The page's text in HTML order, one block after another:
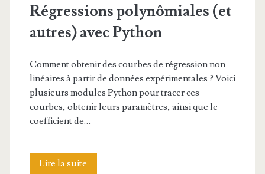
Régressions polynômiales (et
autres) avec Python
Comment obtenir des courbes de régression non
linéaires à partir de données expérimentales ? Voici
plusieurs modules Python pour tracer ces
courbes, obtenir leurs paramètres, ainsi que le
coefficient de…
Lire la suite